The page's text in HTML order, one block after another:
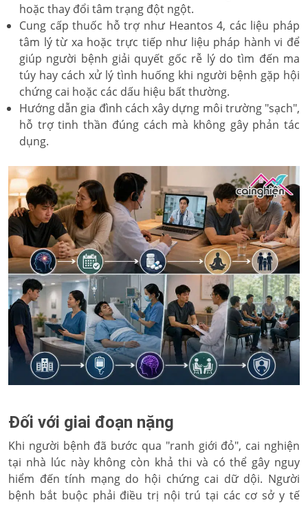
hoặc thay đổi tâm trạng đột ngột.
Cung cấp thuốc hỗ trợ như Heantos 4, các liệu pháp
tâm lý từ xa hoặc trực tiếp như liệu pháp hành vi để
giúp người bệnh giải quyết gốc rễ lý do tìm đến ma
túy hay cách xử lý tình huống khi người bệnh gặp hội
chứng cai hoặc các dấu hiệu bất thường.
Hướng dẫn gia đình cách xây dựng môi trường "sạch",
hỗ trợ tinh thần đúng cách mà không gây phản tác
dụng.
Đối với giai đoạn nặng
Khi người bệnh đã bước qua "ranh giới đỏ", cai nghiện
tại nhà lúc này không còn khả thi và có thể gây nguy
hiểm đến tính mạng do hội chứng cai dữ dội. Người
bệnh bắt buộc phải điều trị nội trú tại các cơ sở y tế